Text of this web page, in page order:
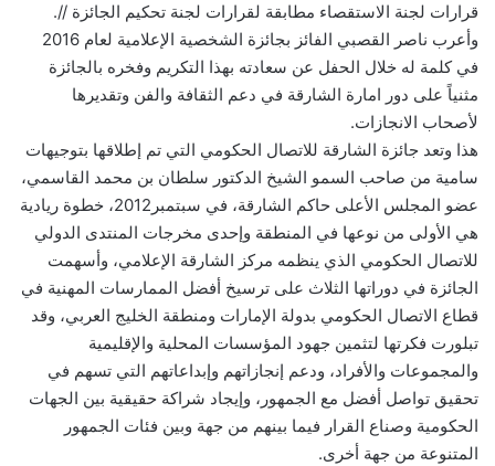
قرارات لجنة الاستقصاء مطابقة لقرارات لجنة تحكيم الجائزة //.
وأعرب ناصر القصبي الفائز بجائزة الشخصية الإعلامية لعام 2016
في كلمة له خلال الحفل عن سعادته بهذا التكريم وفخره بالجائزة
مثنياً على دور امارة الشارقة في دعم الثقافة والفن وتقديرها
لأصحاب الانجازات.
هذا وتعد جائزة الشارقة للاتصال الحكومي التي تم إطلاقها بتوجيهات
سامية من صاحب السمو الشيخ الدكتور سلطان بن محمد القاسمي،
عضو المجلس الأعلى حاكم الشارقة، في سبتمبر2012، خطوة ريادية
هي الأولى من نوعها في المنطقة وإحدى مخرجات المنتدى الدولي
للاتصال الحكومي الذي ينظمه مركز الشارقة الإعلامي، وأسهمت
الجائزة في دوراتها الثلاث على ترسيخ أفضل الممارسات المهنية في
قطاع الاتصال الحكومي بدولة الإمارات ومنطقة الخليج العربي، وقد
تبلورت فكرتها لتثمين جهود المؤسسات المحلية والإقليمية
والمجموعات والأفراد، ودعم إنجازاتهم وإبداعاتهم التي تسهم في
تحقيق تواصل أفضل مع الجمهور، وإيجاد شراكة حقيقية بين الجهات
الحكومية وصناع القرار فيما بينهم من جهة وبين فئات الجمهور
المتنوعة من جهة أخرى.